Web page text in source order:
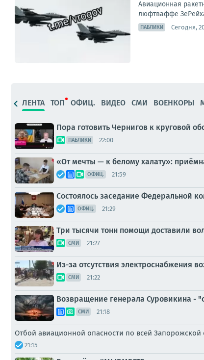
Авиационная
люфтваффе
ПАБЛИКИ Сегодня,
ЛЕНТА ТОП ОФИЦ. ВИДЕО СМИ ВОЕНКОРЫ
Пора готовить Чернигов к круговой
ПАБЛИКИ 22:00
«От мечты — к белому халату»:
ОФИЦ. 21:59
Состоялось заседание Федеральной
ОФИЦ. 21:29
Три тысячи тонн помощи доставили
СМИ 21:27
Из-за отсутствия электроснабжения
СМИ 21:22
Возвращение генерала Суровикина -
СМИ 21:18
Отбой авиационной опасности по всей Запорожской
21:15